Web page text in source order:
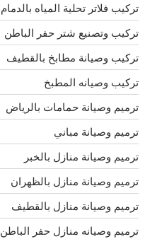
تركيب فلاتر تحلية المياه بالدمام
تركيب وتصنيع شتر حفر الباطن
تركيب وصيانة مطابخ بالقطيف
تركيب وصيانه المطبخ
ترميم وصيانة حمامات بالرياض
ترميم وصيانة مباني
ترميم وصيانة منازل بالخبر
ترميم وصيانة منازل بالظهران
ترميم وصيانة منازل بالقطيف
ترميم وصيانه منازل حفر الباطن